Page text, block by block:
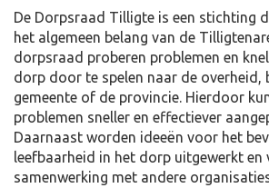
De Dorpsraad Tilligte is een stichting
het algemeen belang van de
dorpsraad proberen problemen en
dorp door te spelen naar de overheid,
gemeente of de provincie. Hierdoor
problemen sneller en effectiever
Daarnaast worden ideeën voor het
leefbaarheid in het dorp uitgewerkt en
samenwerking met andere